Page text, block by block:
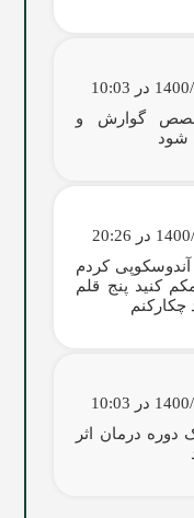
در 10:03
گوارش و
شود
در 20:26
فراوان من 62دارم آندوسکوپی کردم
کنید پنج قلم
چکارکنم
در 10:03
درمان اثر